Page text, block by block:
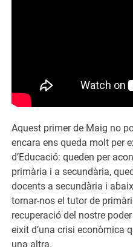
Aquest primer de Maig no
encara ens queda molt per
d’Educació: queden per
primària i a secundària,
docents a secundària i
tornar-nos el tutor de
recuperació del nostre
eixit d’una crisi econòmica
una altra.